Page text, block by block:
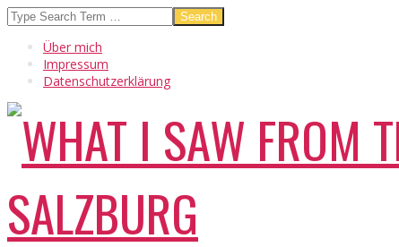
Skip
to
content
Search
Über mich
Impressum
Datenschutzerklärung